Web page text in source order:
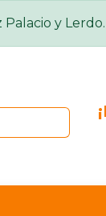
y Lerdo.